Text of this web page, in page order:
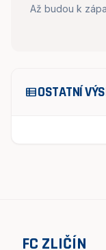
Až budou k
view_listOSTATNÍ
FC ZLIČÍN